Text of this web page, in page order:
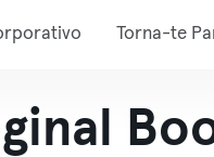
Torna-te